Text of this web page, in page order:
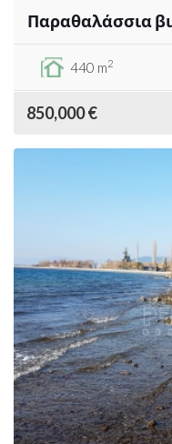
Παραθαλάσσια
440 m2
850,000 €